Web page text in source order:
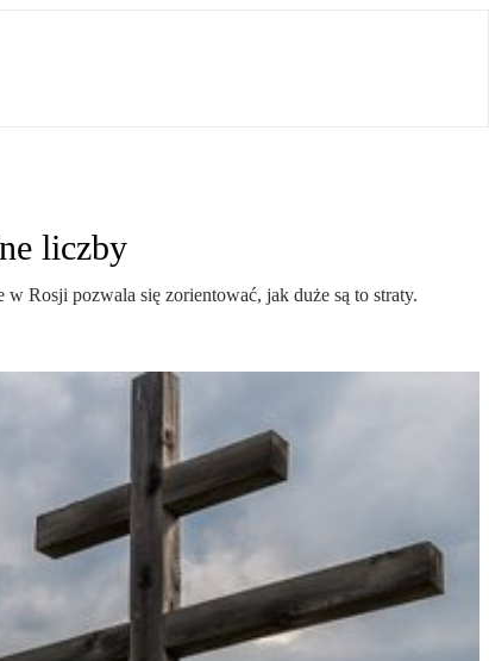
liczby
Rosji pozwala się zorientować, jak duże są to straty.